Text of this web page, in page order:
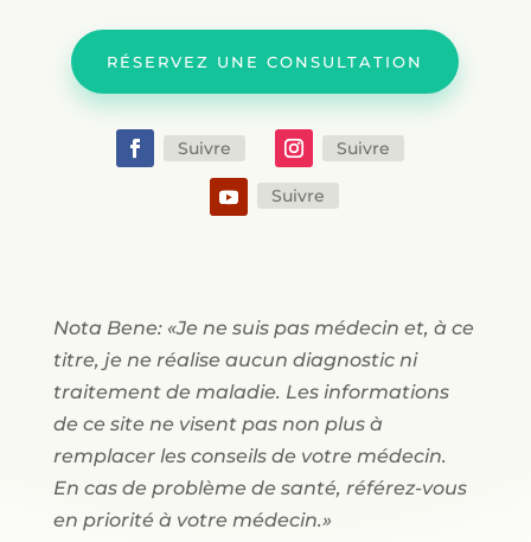
RÉSERVEZ UNE CONSULTATION
Suivre Suivre
Suivre
Nota Bene: «Je ne suis pas médecin et, à ce
titre, je ne réalise aucun diagnostic ni
traitement de maladie. Les informations
de ce site ne visent pas non plus à
remplacer les conseils de votre médecin.
En cas de problème de santé, référez-vous
en priorité à votre médecin.»